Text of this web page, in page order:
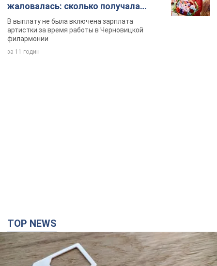
жаловалась: сколько получала
певица
В выплату не была включена зарплата
артистки за время работы в Черновицкой
филармонии
за 11 годин
TOP NEWS